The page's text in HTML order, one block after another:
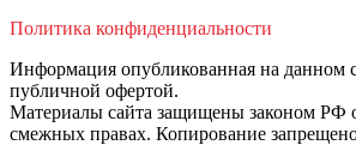
Политика конфиденциальности
Информация опубликованная на данном
публичной офертой.
Материалы сайта защищены законом РФ
смежных правах. Копирование